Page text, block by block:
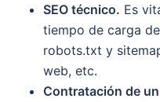
SEO técnico. Es
tiempo de carga
robots.txt y
web, etc.
Contratación de